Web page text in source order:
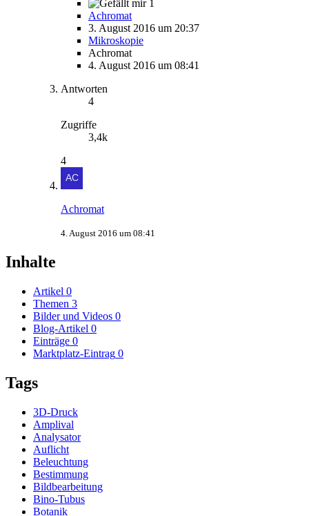
1
Achromat
3. August 2016 um 20:37
Mikroskopie
Achromat
4. August 2016 um 08:41
Antworten
4
Zugriffe
3,4k
4
Achromat
4. August 2016 um 08:41
Inhalte
Artikel 0
Themen 3
Bilder und Videos 0
Blog-Artikel 0
Einträge 0
Marktplatz-Eintrag 0
Tags
3D-Druck
Amplival
Analysator
Auflicht
Beleuchtung
Bestimmung
Bildbearbeitung
Bino-Tubus
Botanik